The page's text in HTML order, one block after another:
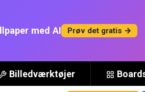
med AI Prøv det gratis →
Billedværktøjer